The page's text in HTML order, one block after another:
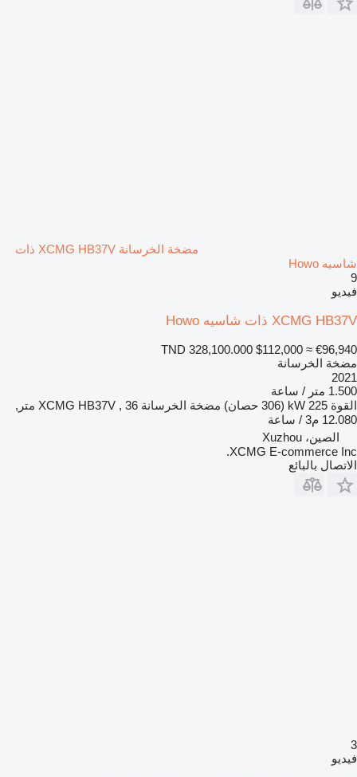
مضخة الخرسانة XCMG HB37V ذات
شاسيه Howo
9
فيديو
XCMG HB37V ذات شاسيه Howo
TND 328,100.000 $112,000 ≈ €96,940
مضخة الخرسانة
2021
1.500 متر / ساعة
القوة 225 kW (306 حصان) مضخة الخرسانة
XCMG HB37V , 36 متر,
12.080 م3 / ساعة
الصين، Xuzhou
XCMG E-commerce Inc.
الاتصال بالبائع
3
فيديو